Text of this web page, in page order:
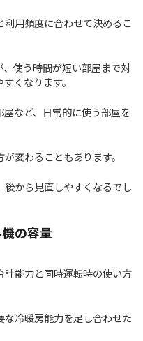
用頻度に合わせて決めるこ
使う時間が短い部屋まで対
くなります。
など、日常的に使う部屋を
変わることもあります。
から見直しやすくなるでし
の容量
能力と同時運転時の使い方
冷暖房能力を足し合わせた